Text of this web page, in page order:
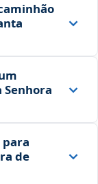
para
de